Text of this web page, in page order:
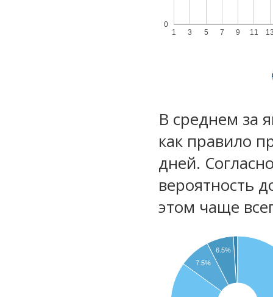
1 3 5 7 9 11
0
В среднем за
как правило
дней.
вероятность
этом чаще
6.5%
7.5%